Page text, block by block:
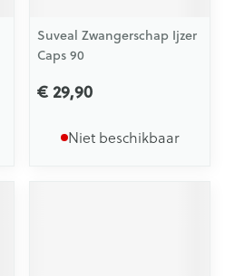
Suveal Zwangerschap Ijzer
Caps 90
€ 29,90
Niet beschikbaar